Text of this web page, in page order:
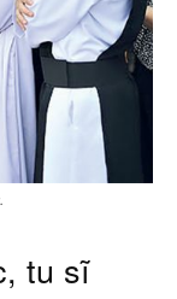
tu sĩ